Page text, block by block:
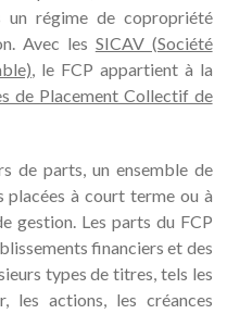
un régime de copropriété
Avec les SICAV (Société
, le FCP appartient à la
de Placement Collectif de
de parts, un ensemble de
placées à court terme ou à
gestion. Les parts du FCP
financiers et des
types de titres, tels les
les actions, les créances